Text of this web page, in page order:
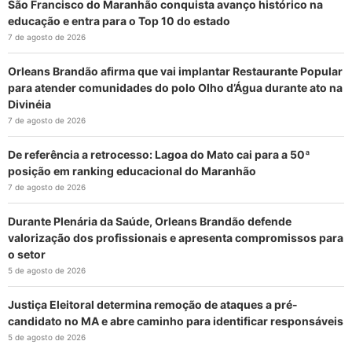
São Francisco do Maranhão conquista avanço histórico na
educação e entra para o Top 10 do estado
7 de agosto de 2026
Orleans Brandão afirma que vai implantar Restaurante Popular
para atender comunidades do polo Olho d’Água durante ato na
Divinéia
7 de agosto de 2026
De referência a retrocesso: Lagoa do Mato cai para a 50ª
posição em ranking educacional do Maranhão
7 de agosto de 2026
Durante Plenária da Saúde, Orleans Brandão defende
valorização dos profissionais e apresenta compromissos para
o setor
5 de agosto de 2026
Justiça Eleitoral determina remoção de ataques a pré-
candidato no MA e abre caminho para identificar responsáveis
5 de agosto de 2026